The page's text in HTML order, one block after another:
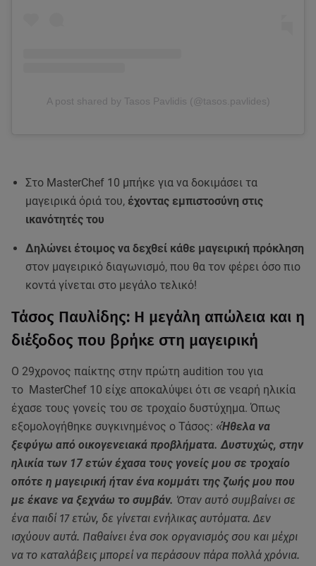
A post shared by Tasos Pavlidis (@tasos.pavlides)
Στο MasterChef 10 μπήκε για να δοκιμάσει τα
μαγειρικά όριά του, έχοντας εμπιστοσύνη στις
ικανότητές του
Δηλώνει έτοιμος να δεχθεί κάθε μαγειρική πρόκληση
στον μαγειρικό διαγωνισμό, που θα τον φέρει όσο πιο
κοντά γίνεται στο μεγάλο τελικό!
Τάσος Παυλίδης: Η μεγάλη απώλεια και η
διέξοδος που βρήκε στη μαγειρική
Ο 29χρονος παίκτης στην πρώτη audition του για
το MasterChef 10 είχε αποκαλύψει ότι σε νεαρή ηλικία
έχασε τους γονείς του σε τροχαίο δυστύχημα. Όπως
εξομολογήθηκε συγκινημένος ο Τάσος: «Ήθελα να
ξεφύγω από οικογενειακά προβλήματα. Δυστυχώς, στην
ηλικία των 17 ετών έχασα τους γονείς μου σε τροχαίο
οπότε η μαγειρική ήταν ένα κομμάτι της ζωής μου που
με έκανε να ξεχνάω το συμβάν. Όταν αυτό συμβαίνει σε
ένα παιδί 17 ετών, δε γίνεται ενήλικας αυτόματα. Δεν
ισχύουν αυτά. Παθαίνει ένα σοκ οργανισμός σου και μέχρι
να το καταλάβεις μπορεί να περάσουν πάρα πολλά χρόνια.